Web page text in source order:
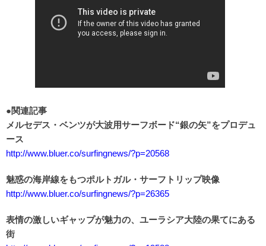
●関連記事
メルセデス・ベンツが大波用サーフボード“銀の矢”をプロデュ
ース
http://www.bluer.co/surfingnews/?p=20568
魅惑の海岸線をもつポルトガル・サーフトリップ映像
http://www.bluer.co/surfingnews/?p=26365
表情の激しいギャップが魅力の、ユーラシア大陸の果てにある
街